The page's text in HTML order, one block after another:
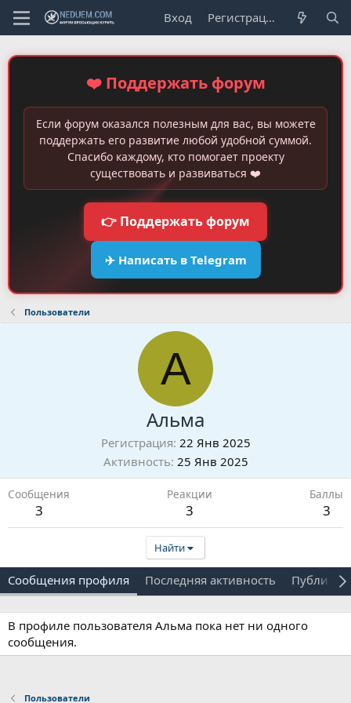
Вход Регистрация
❤️ Поддержать форум
Если форум оказался полезным для вас, вы можете
поддержать его развитие любой удобной суммой.
Спасибо каждому, кто помогает проекту
существовать и развиваться ❤️
👉 Поддержать форум
✈️ Написать в Telegram
Пользователи
А
Альма
Регистрация 22 Янв 2025
Активность 25 Янв 2025
Сообщения
3
Реакции
3
Баллы
3
Найти
Сообщения профиля Последняя активность
В профиле пользователя Альма пока нет ни одного
сообщения.
Пользователи